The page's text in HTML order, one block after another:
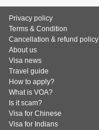
Privacy policy
Terms & Condition
Cancellation & refund policy
About us
Visa news
Travel guide
How to apply?
What is VOA?
Is it scam?
Visa for Chinese
Visa for Indians